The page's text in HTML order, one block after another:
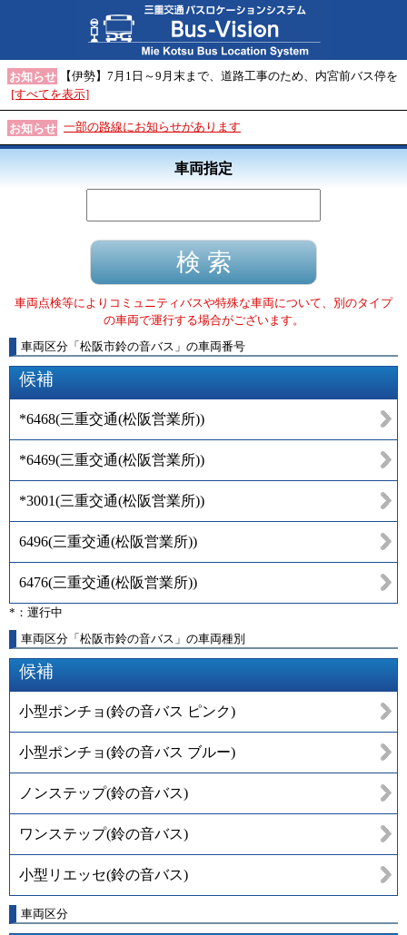
お知らせ
【伊勢】7月1日～9月末まで、道路工事のため、内宮前バス停を
[すべてを表示]
お知らせ 一部の路線にお知らせがあります
車両指定
車両点検等によりコミュニティバスや特殊な車両について、別のタイプ
の車両で運行する場合がございます。
車両区分 「 松阪市鈴の音バス 」 の車両番号
候補
*6468(三重交通(松阪営業所))
*6469(三重交通(松阪営業所))
*3001(三重交通(松阪営業所))
6496(三重交通(松阪営業所))
6476(三重交通(松阪営業所))
*：運行中
車両区分「松阪市鈴の音バス」の車両種別
候補
小型ポンチョ(鈴の音バス ピンク)
小型ポンチョ(鈴の音バス ブルー)
ノンステップ(鈴の音バス)
ワンステップ(鈴の音バス)
小型リエッセ(鈴の音バス)
車両区分